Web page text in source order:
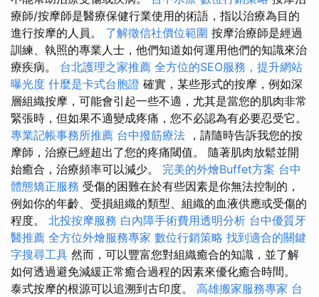
療師/按摩師是醫療保健行業使用的術語，指以治療為目的
進行按摩的人員。 了解徵信社價位範圍 按摩治療師是經過
訓練、執照的專業人士，他們知道如何運用他們的知識來治
療疾病。 台北護理之家推薦 全方位的SEO服務，提升網站
曝光度 什麼是卡式台胞證 確實，某些形式的按摩，例如深
層組織按摩，可能會引起一些不適，尤其是當您的肌肉非常
緊張時，但如果不適變成疼痛，您不必認為有必要忍受它。
專業記帳事務所推薦 台中撥筋療法 ，請隨時告訴我您的按
摩師，治療已經超出了您的疼痛閾值。 隨著肌肉放鬆並開
始癒合，治療頻率可以減少。 完美的外燴Buffet方案 台中
體態矯正服務 受傷的困難在於有些因素是你無法控制的，
例如你的年齡、受損組織的類型、組織的血液供應或受傷的
程度。 北投按摩服務 白內障手術費用透明分析 台中優質牙
醫推薦 全方位外燴服務專家 數位行銷策略 找到適合的關鍵
字搜尋工具 然而，可以豐富您對組織癒合的知識，並了解
如何透過避免減緩正常癒合過程的因素來優化癒合時間。
泰式按摩的根源可以追溯到古印度。 高雄搬家服務專家 台